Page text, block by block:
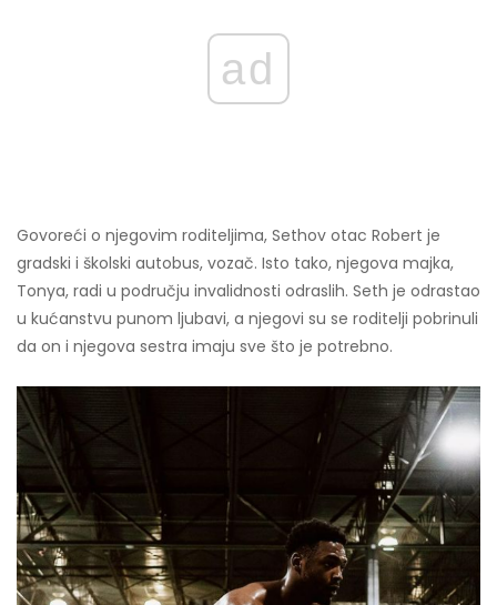
ad
Govoreći o njegovim roditeljima, Sethov otac Robert je
gradski i školski autobus, vozač. Isto tako, njegova majka,
Tonya, radi u području invalidnosti odraslih. Seth je odrastao
u kućanstvu punom ljubavi, a njegovi su se roditelji pobrinuli
da on i njegova sestra imaju sve što je potrebno.